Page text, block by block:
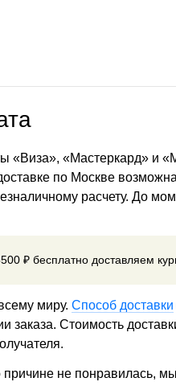
«Виза», «Мастеркард» и
по Москве
расчету. До
₽ бесплатно доставляем
миру. Способ доставки
Стоимость
причине не понравилась,